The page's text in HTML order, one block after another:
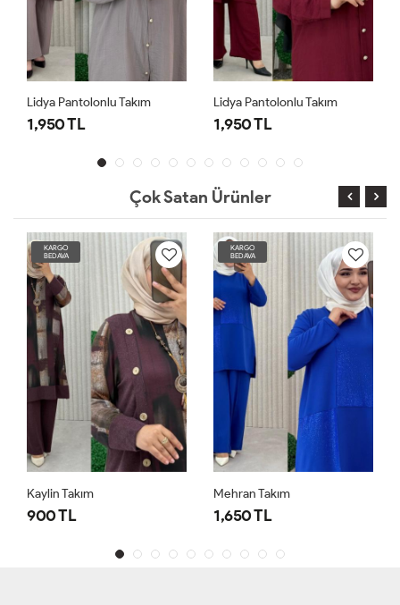
Lidya Pantolonlu Takım
1,950 TL
Lidya Pantolonlu Takım
1,950 TL
Çok Satan Ürünler
KARGO
BEDAVA
Kaylin Takım
900 TL
KARGO
BEDAVA
Mehran Takım
1,650 TL